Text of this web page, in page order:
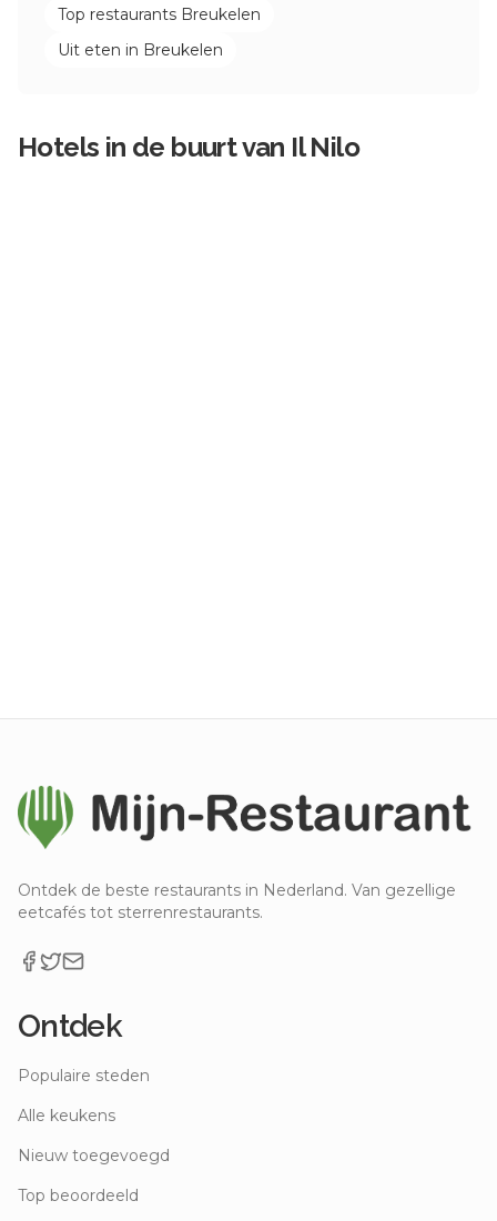
Top restaurants Breukelen
Uit eten in Breukelen
Hotels in de buurt van Il Nilo
Ontdek de beste restaurants in Nederland. Van gezellige
eetcafés tot sterrenrestaurants.
Ontdek
Populaire steden
Alle keukens
Nieuw toegevoegd
Top beoordeeld